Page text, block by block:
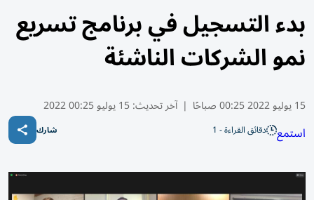
بدء التسجيل في برنامج تسريع
نمو الشركات الناشئة
15 يوليو 2022 00:25 صباحًا | آخر تحديث:15 يوليو 00:25 2022
استمع دقائق القراءة - 1 شارك